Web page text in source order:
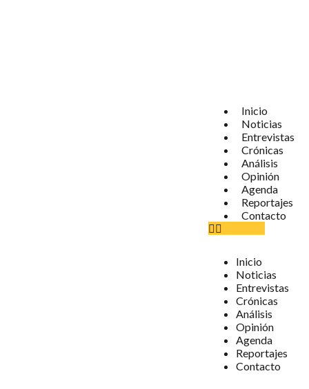
Inicio
Noticias
Entrevistas
Crónicas
Análisis
Opinión
Agenda
Reportajes
Contacto
Inicio
Noticias
Entrevistas
Crónicas
Análisis
Opinión
Agenda
Reportajes
Contacto